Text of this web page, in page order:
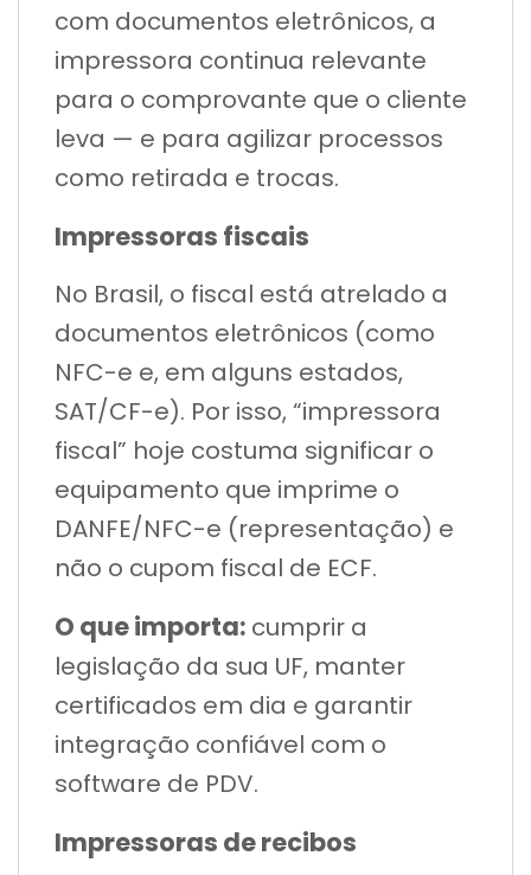
com documentos eletrônicos, a
impressora continua relevante
para o comprovante que o cliente
leva — e para agilizar processos
como retirada e trocas.
Impressoras fiscais
No Brasil, o fiscal está atrelado a
documentos eletrônicos (como
NFC-e e, em alguns estados,
SAT/CF-e). Por isso, “impressora
fiscal” hoje costuma significar o
equipamento que imprime o
DANFE/NFC-e (representação) e
não o cupom fiscal de ECF.
O que importa: cumprir a
legislação da sua UF, manter
certificados em dia e garantir
integração confiável com o
software de PDV.
Impressoras de recibos